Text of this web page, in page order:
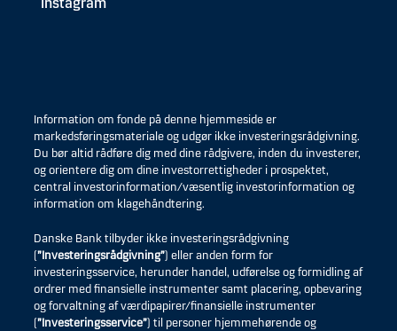
Information om fonde på denne hjemmeside er
markedsføringsmateriale og udgør ikke investeringsrådgivning.
Du bør altid rådføre dig med dine rådgivere, inden du investerer,
og orientere dig om dine investorrettigheder i prospektet,
central investorinformation/væsentlig investorinformation og
information om klagehåndtering.
Danske Bank tilbyder ikke investeringsrådgivning
(”Investeringsrådgivning”) eller anden form for
investeringsservice, herunder handel, udførelse og formidling af
ordrer med finansielle instrumenter samt placering, opbevaring
og forvaltning af værdipapirer/finansielle instrumenter
(”Investeringsservice”) til personer hjemmehørende og